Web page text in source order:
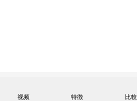
视频 特徴 比較